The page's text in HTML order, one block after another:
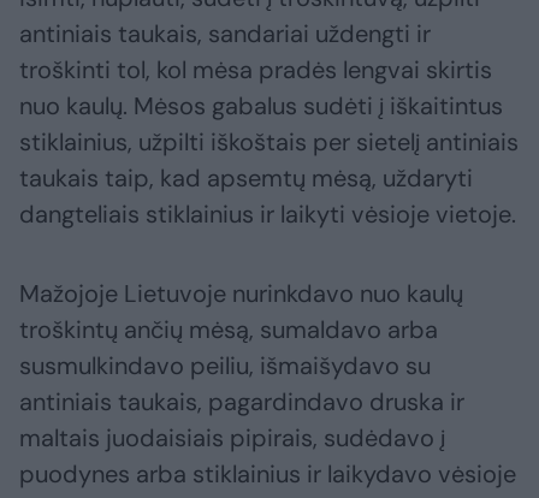
antiniais taukais, sandariai uždengti ir
troškinti tol, kol mėsa pradės lengvai skirtis
nuo kaulų. Mėsos gabalus sudėti į iškaitintus
stiklainius, užpilti iškoštais per sietelį antiniais
taukais taip, kad apsemtų mėsą, uždaryti
dangteliais stiklainius ir laikyti vėsioje vietoje.
Mažojoje Lietuvoje nurinkdavo nuo kaulų
troškintų ančių mėsą, sumaldavo arba
susmulkindavo peiliu, išmaišydavo su
antiniais taukais, pagardindavo druska ir
maltais juodaisiais pipirais, sudėdavo į
puodynes arba stiklainius ir laikydavo vėsioje